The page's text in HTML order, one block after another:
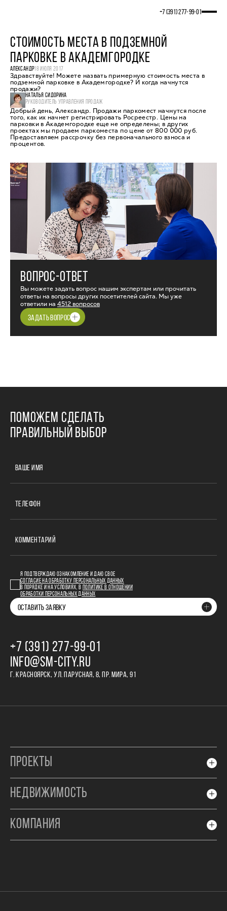
+7 (391) 277‒99‒01
CТОИМОСТЬ МЕСТА В ПОДЗЕМНОЙ
ПАРКОВКЕ В АКАДЕМГОРОДКЕ
АЛЕКСАНДР18 ИЮЛЯ 2017
Здравствуйте! Можете назвать примерную стоимость места в
подземной парковке в Академгородке? И когда начнутся
продажи?
НАТАЛЬЯ СИДОРИНА
РУКОВОДИТЕЛЬ УПРАВЛЕНИЯ ПРОДАЖ
Добрый день, Александр. Продажи паркомест начнутся после
того, как их начнет регистрировать Росреестр. Цены на
парковки в Академгородке еще не определены; в других
проектах мы продаем паркоместа по цене от 800 000 руб.
Предоставляем рассрочку без первоначального взноса и
процентов.
ВОПРОС-ОТВЕТ
Вы можете задать вопрос нашим экспертам или прочитать
ответы на вопросы других посетителей сайта. Мы уже
ответили на 4512 вопросов
ЗАДАТЬ ВОПРОС
ПОМОЖЕМ СДЕЛАТЬ
ПРАВИЛЬНЫЙ ВЫБОР
ВАШЕ ИМЯ
ТЕЛЕФОН
КОММЕНТАРИЙ
Я ПОДТВЕРЖДАЮ ОЗНАКОМЛЕНИЕ И ДАЮ СВОЕ
СОГЛАСИЕ НА ОБРАБОТКУ ПЕРСОНАЛЬНЫХ ДАННЫХ
В ПОРЯДКЕ И НА УСЛОВИЯХ, В
ПОЛИТИКЕ В ОТНОШЕНИИ
ОБРАБОТКИ ПЕРСОНАЛЬНЫХ ДАННЫХ
ОСТАВИТЬ ЗАЯВКУ
+7 (391) 277‒99‒01
INFO@SM-CITY.RU
Г. КРАСНОЯРСК, УЛ. ПАРУСНАЯ, 8, ПР. МИРА, 91
ПРОЕКТЫ
НЕДВИЖИМОСТЬ
КОМПАНИЯ